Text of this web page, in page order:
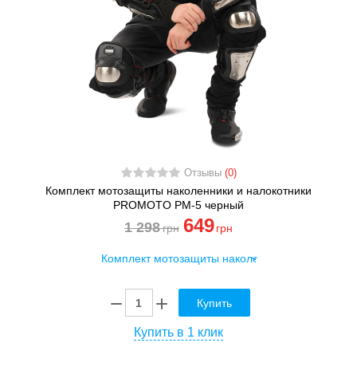
Отзывы (0)
Комплект мотозащиты наколенники и налокотники
PROMOTO PM-5 черный
1 298грн 649 грн
Купить
Купить в 1 клик